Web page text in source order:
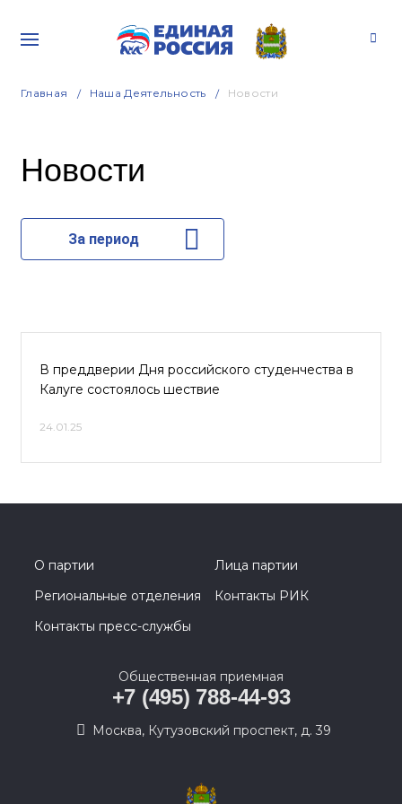
Главная Наша Деятельность Новости
Новости
За период
В преддверии Дня российского студенчества в
Калуге состоялось шествие
24.01.25
О партии
Лица партии
Региональные отделения
Контакты РИК
Контакты пресс-службы
Общественная приемная
+7 (495) 788-44-93
Москва, Кутузовский проспект, д. 39